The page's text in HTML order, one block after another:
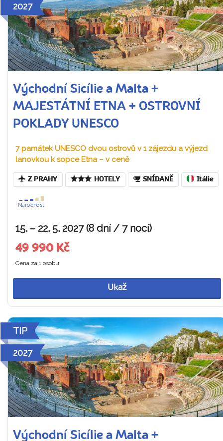
2027
Východní Sicílie a Malta +
MAJESTÁTNÍ ETNA + OSTROVNÍ
POKLADY UNESCO
7 památek UNESCO dvou ostrovů v 1 zájezdu a výjezd
lanovkou k sopce Etna – v ceně
Z PRAHY HOTELY SNÍDANĚ Itálie
Náročnost
15. – 22. 5. 2027 (8 dní / 7 nocí)
49 990 Kč
Cena za 1 osobu
Ukaž
TIP
2027
Východní Sicílie a Malta +